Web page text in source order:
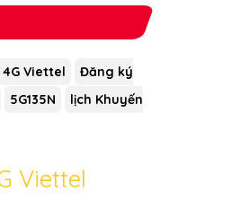
4G Viettel
Đăng ký
5G135N
lịch Khuyến
Viettel